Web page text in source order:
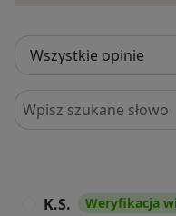
Szukaj w opiniach
K.S. Weryfikacja